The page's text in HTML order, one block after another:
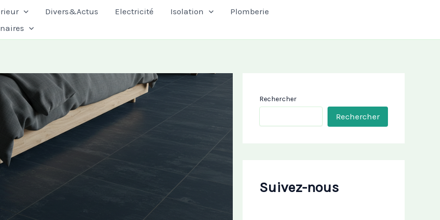
Divers&Actus Electricité Isolation
Plomberie
Rechercher
Rechercher
Suivez-nous